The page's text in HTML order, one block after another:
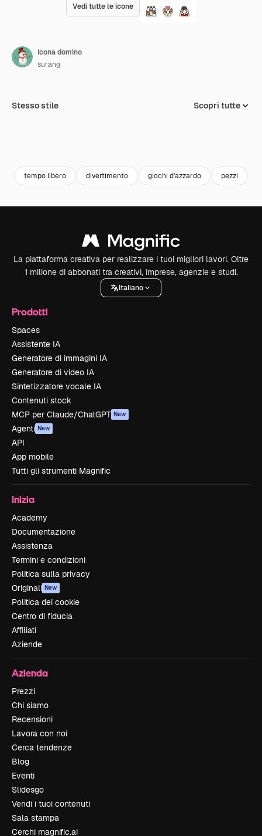
Vedi tutte le icone
Icona domino
surang
Stesso stile Scopri tutte
tempo libero divertimento giochi d'azzardo pezzi
La piattaforma creativa per realizzare i tuoi migliori lavori. Oltre
1 milione di abbonati tra creativi, imprese, agenzie e studi.
Italiano
Prodotti
Spaces
Assistente IA
Generatore di immagini IA
Generatore di video IA
Sintetizzatore vocale IA
Contenuti stock
MCP per Claude/ChatGPT New
Agenti New
API
App mobile
Tutti gli strumenti Magnific
Inizia
Academy
Documentazione
Assistenza
Termini e condizioni
Politica sulla privacy
Originali New
Politica dei cookie
Centro di fiducia
Affiliati
Aziende
Azienda
Prezzi
Chi siamo
Recensioni
Lavora con noi
Cerca tendenze
Blog
Eventi
Slidesgo
Vendi i tuoi contenuti
Sala stampa
Cerchi magnific.ai